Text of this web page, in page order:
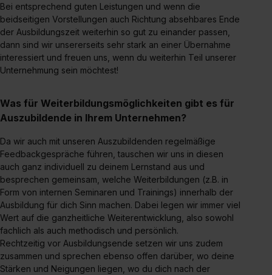
Bei entsprechend guten Leistungen und wenn die
beidseitigen Vorstellungen auch Richtung absehbares Ende
der Ausbildungszeit weiterhin so gut zu einander passen,
dann sind wir unsererseits sehr stark an einer Übernahme
interessiert und freuen uns, wenn du weiterhin Teil unserer
Unternehmung sein möchtest!
Was für Weiterbildungsmöglichkeiten gibt es für
Auszubildende in Ihrem Unternehmen?
Da wir auch mit unseren Auszubildenden regelmäßige
Feedbackgespräche führen, tauschen wir uns in diesen
auch ganz individuell zu deinem Lernstand aus und
besprechen gemeinsam, welche Weiterbildungen (z.B. in
Form von internen Seminaren und Trainings) innerhalb der
Ausbildung für dich Sinn machen. Dabei legen wir immer viel
Wert auf die ganzheitliche Weiterentwicklung, also sowohl
fachlich als auch methodisch und persönlich.
Rechtzeitig vor Ausbildungsende setzen wir uns zudem
zusammen und sprechen ebenso offen darüber, wo deine
Stärken und Neigungen liegen, wo du dich nach der